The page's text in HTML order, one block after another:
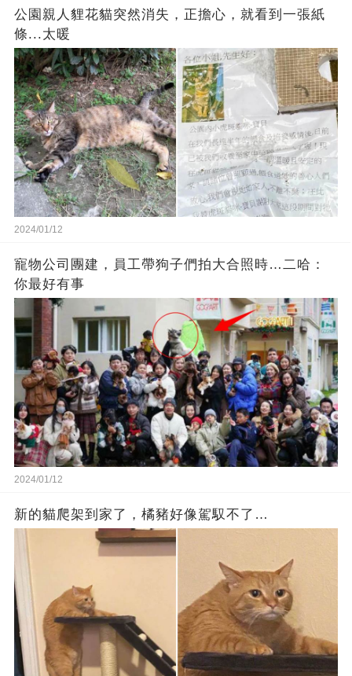
公園親人貍花貓突然消失，正擔心，就看到一張紙
條...太暖
2024/01/12
寵物公司團建，員工帶狗子們拍大合照時…二哈：
你最好有事
2024/01/12
新的貓爬架到家了，橘豬好像駕馭不了…